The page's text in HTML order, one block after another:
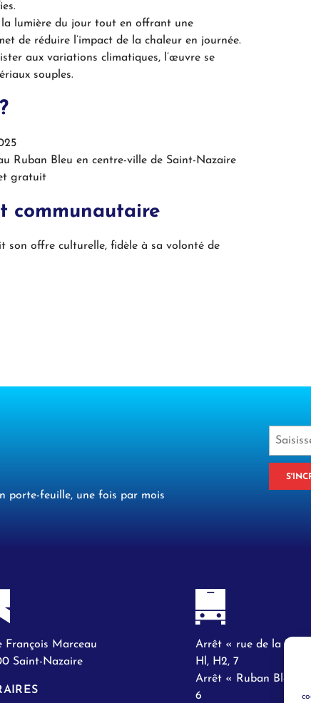
la lumière du jour tout en offrant une
de réduire l’impact de la chaleur en journée.
aux variations climatiques, l’œuvre se
souples.
Ruban Bleu en centre-ville de Saint-Nazaire
gratuit
communautaire
son offre culturelle, fidèle à sa volonté de
porte-feuille, une fois par mois
François Marceau
Saint-Nazaire
Arrêt « rue de la Paix
Hl, H2, 7
Arrêt « Ruban Bleu »
6